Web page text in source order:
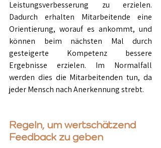
Leistungsverbesserung zu erzielen.
Dadurch erhalten Mitarbeitende eine
Orientierung, worauf es ankommt, und
können beim nächsten Mal durch
gesteigerte Kompetenz bessere
Ergebnisse erzielen. Im Normalfall
werden dies die Mitarbeitenden tun, da
jeder Mensch nach Anerkennung strebt.
Regeln, um wertschätzend
Feedback zu geben